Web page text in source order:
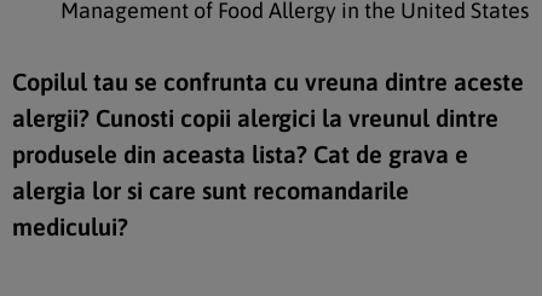
Management of Food Allergy in the United States
Copilul tau se confrunta cu vreuna dintre aceste
alergii? Cunosti copii alergici la vreunul dintre
produsele din aceasta lista? Cat de grava e
alergia lor si care sunt recomandarile
medicului?